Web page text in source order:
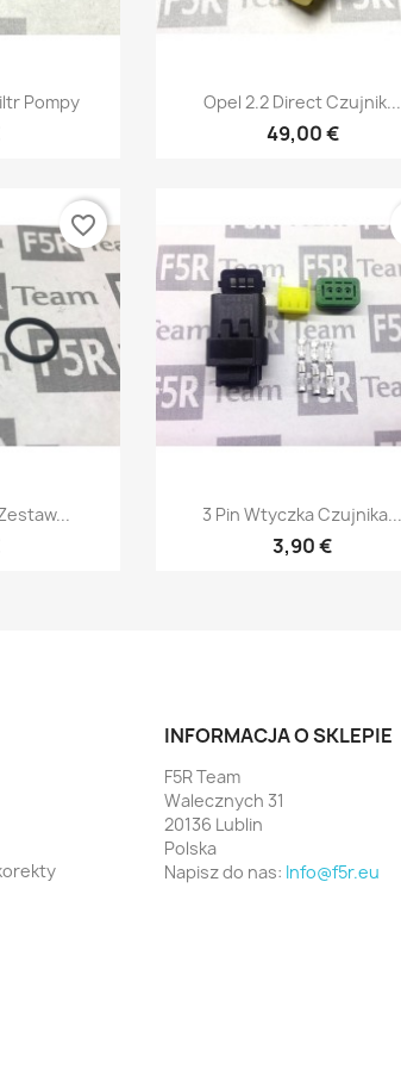
Pompy  Szybki podgląd
Opel 2.2 Direct Czujnik...
49,00 €
favorite_border
Szybki podgląd
3 Pin Wtyczka Czujnika...
3,90 €
INFORMACJA O SKLEPIE
F5R Team
Walecznych 31
20136 Lublin
Polska
Napisz do nas: Info@f5r.eu